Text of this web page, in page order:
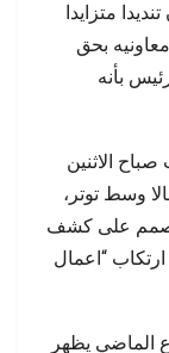
متزايدا
بحق
بأنه
الاثنين
وسط توتر،
“مصمم على كشف
“اعمال
الماضي يظهر